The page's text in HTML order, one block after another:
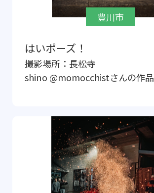
豊川市
はいポーズ！
撮影場所： 長松寺
shino @momocchistさんの作品